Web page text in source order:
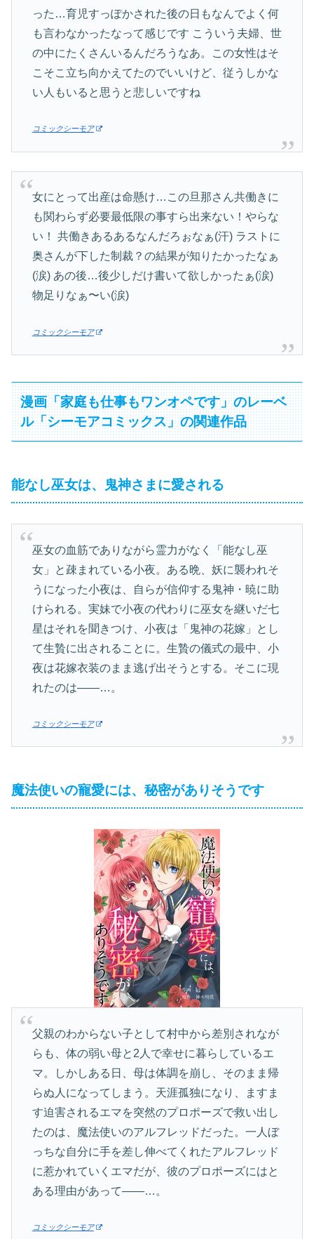
った…育児すっぽかされた後の日もなんでよく何
も言わなかったなって感じです こういう夫婦、世
の中にたくさんいるんだろうなあ。この女性はそ
こそこ立ち向かえてたのでいいけど、従うしかな
い人もいると思うと悲しいですね
コミックシーモア
女にとって出産は命懸け…この旦那さん共働きに
も関わらず必要最低限の事すら出来ない！やらな
い！ 共働きあるあるなんだろぉなぁ(汗) ラストに
奥さんが下した制裁？の結果が知りたかったなぁ
(涙) あの後…後少しだけ書いて欲しかったぁ(涙)
物足りなぁ〜い(涙)
コミックシーモア
漫画「家庭も仕事もワンオペです」のレーベ
ル「シーモアコミックス」の関連作品
能なし巫女は、鬼神さまに愛される
巫女の血筋でありながら霊力がなく「能なし巫
女」と疎まれている小夜。ある晩、妖に襲われそ
うになった小夜は、自らが信仰する鬼神・暁に助
けられる。実妹で小夜の代わりに巫女を継いだ七
星はそれを聞きつけ、小夜は「鬼神の花嫁」とし
て生贄に出されることに。生贄の儀式の最中、小
夜は花嫁衣装のまま逃げ出そうとする。そこに現
れたのは――…。
コミックシーモア
魔法使いの寵愛には、秘密がありそうです
父親のわからない子として村中から差別されなが
らも、体の弱い母と2人で幸せに暮らしているエ
マ。しかしある日、母は体調を崩し、そのまま帰
らぬ人になってしまう。天涯孤独になり、ますま
す迫害されるエマを突然のプロポーズで救い出し
たのは、魔法使いのアルフレッドだった。一人ぼ
っちな自分に手を差し伸べてくれたアルフレッド
に惹かれていくエマだが、彼のプロポーズにはと
ある理由があって――…。
コミックシーモア